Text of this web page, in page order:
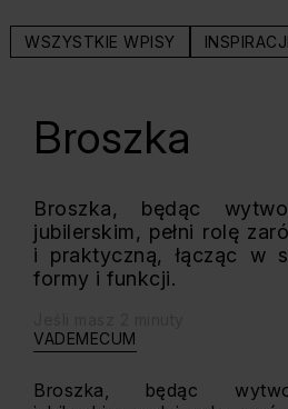
WSZYSTKIE WPISY
Broszka
Broszka, będąc
jubilerskim, pełni rolę
i praktyczną, łącząc w
formy i funkcji.
VADEMECUM
Broszka, będąc